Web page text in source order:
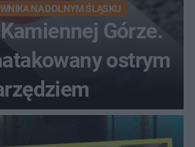
NA DOLNYM ŚLĄSKU
Górze.
ostrym